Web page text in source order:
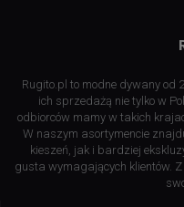
Rugito.pl to modne dywany od
ich sprzedażą nie tylko w
odbiorców mamy w takich
W naszym asortymencie
kieszeń, jak i bardziej
gusta wymagających klientów.